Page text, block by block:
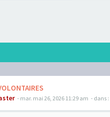
- mar. mai 26, 2026 11:29 am - dans :